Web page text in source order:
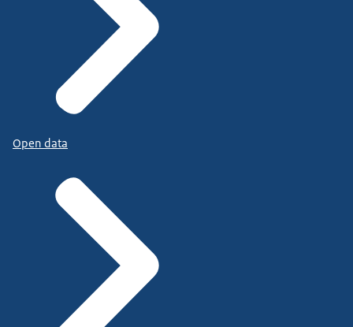
Open data